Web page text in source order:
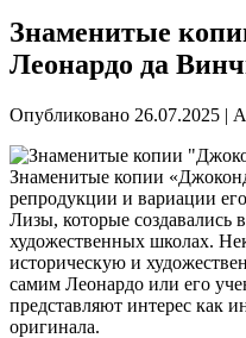
Знаменитые
Леонардо да
Опубликовано 26.07.2025 |
Знаменитые копии
репродукции и вариации
Лизы, которые создавались
художественных школах.
историческую и
самим Леонардо или его
представляют интерес как
оригинала.